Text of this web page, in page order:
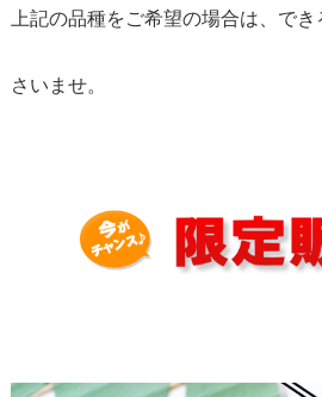
上記の品種をご希望の場合は、で
さいませ。